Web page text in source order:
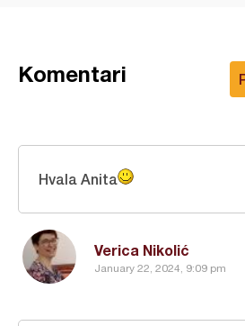
Komentari
Verica Nikolić
January 22, 2024, 9:09 pm
Hvala Anita